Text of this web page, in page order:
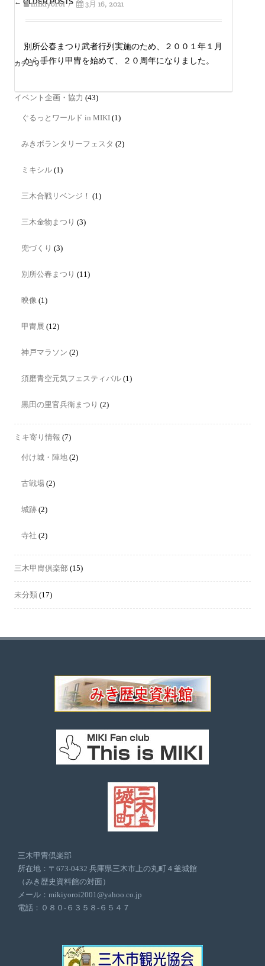
mikiyoroi / 3月 16, 2021
別所公春まつり武者行列実施のため、２００１年１月
から手作り甲冑を始めて、２０周年になりました。
← OLDER POSTS
カテゴリー
イベント企画・協力 (43)
ぐるっとワールド in MIKI (1)
みきボランタリーフェスタ (2)
ミキシル (1)
三木合戦リベンジ！ (1)
三木金物まつり (3)
兜づくり (3)
別所公春まつり (11)
映像 (1)
甲冑展 (12)
神戸マラソン (2)
須磨青空元気フェスティバル (1)
黒田の里官兵衛まつり (2)
ミキ寄り情報 (7)
付け城・陣地 (2)
古戦場 (2)
城跡 (2)
寺社 (2)
三木甲冑倶楽部 (15)
未分類 (17)
三木甲冑倶楽部
所在地：〒673-0432 兵庫県三木市上の丸町４釜城館
（みき歴史資料館の対面）
メール：mikiyoroi2001@yahoo.co.jp
電話：０８０-６３５８-６５４７